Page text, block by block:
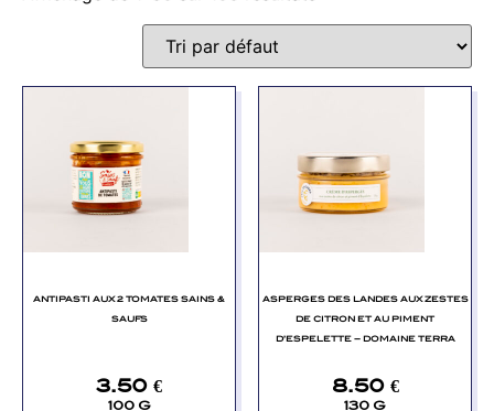
ANTIPASTI AUX 2 TOMATES SAINS &
SAUFS
3.50 €
100 G
ASPERGES DES LANDES AUX ZESTES
DE CITRON ET AU PIMENT
D’ESPELETTE – DOMAINE TERRA
8.50 €
130 G